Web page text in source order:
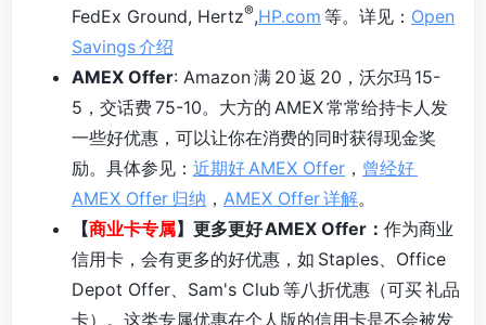
FedEx Ground, Hertz®,HP.com 等。详见： Open
Savings 介绍
AMEX Offer: Amazon 满 20 返 20，沃尔玛 15-
5，交话费 75-10。大方的 AMEX 常常给持卡人发
一些好优惠，可以让你在消费的同时获得现金奖
励。具体参见： 近期好 AMEX Offer ， 曾经好
AMEX Offer 归纳 ， AMEX Offer 详解。
【商业卡专属】更多更好 AMEX Offer： 作为商业
信用卡，会有更多的好优惠，如 Staples、Office
Depot Offer、Sam's Club 等八折优惠（可买 礼品
卡）。这类专属优惠在个人版的信用卡是不会被发